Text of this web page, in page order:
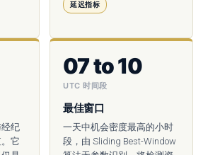
延迟指标
纪
它
07 to 10
UTC 时间段
最佳窗口
一天中机会密度最高的小时
段，由 Sliding Best-Window